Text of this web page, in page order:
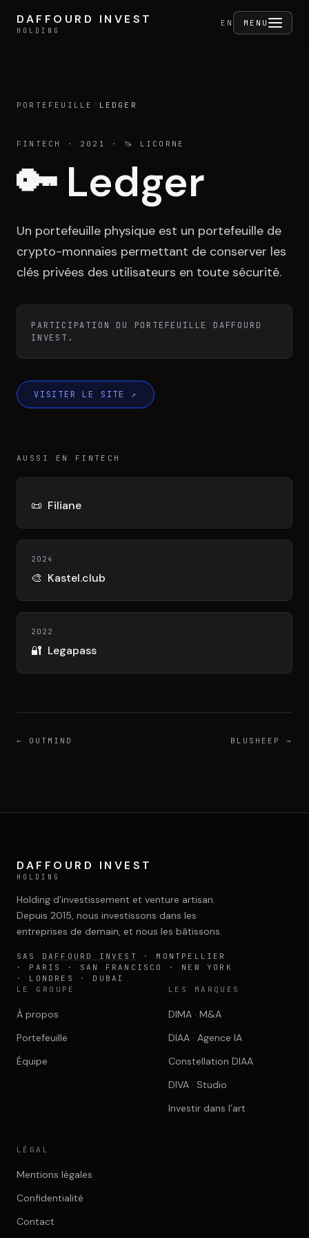
DAFFOURD INVEST
HOLDING
EN MENU
DAFFOURD INVEST
HOLDING
Portefeuille
Activités
Équipe
LE GROUPE
DIVA
VENTURE ARTISAN & STUDIO
CONSEIL M&A AUGMENTÉ
Connexion
PORTEFEUILLE / LEDGER
FINTECH · 2021 · 🦄 LICORNE
🔑 Ledger
Un portefeuille physique est un portefeuille de
crypto-monnaies permettant de conserver les
clés privées des utilisateurs en toute sécurité.
PARTICIPATION DU PORTEFEUILLE DAFFOURD
INVEST.
VISITER LE SITE ↗
AUSSI EN FINTECH
📜 Filiane
2024
🎨 Kastel.club
2022
🔐 Legapass
← OUTMIND BLUSHEEP →
DAFFOURD INVEST
HOLDING
Holding d’investissement et venture artisan.
Depuis 2015, nous investissons dans les
entreprises de demain, et nous les bâtissons.
SAS DAFFOURD INVEST
· MONTPELLIER
· PARIS · SAN FRANCISCO · NEW YORK
· LONDRES · DUBAÏ
LE GROUPE
À propos
Portefeuille
Équipe
LES MARQUES
DIMA · M&A
DIAA · Agence IA
Constellation DIAA
DIVA · Studio
Investir dans l’art
LÉGAL
Mentions légales
Confidentialité
Contact